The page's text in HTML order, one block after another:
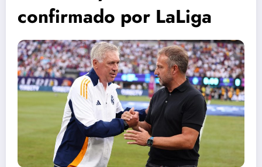
confirmado por LaLiga